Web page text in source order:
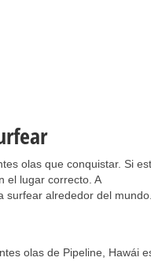
olas que conquistar. Si
el lugar correcto. A
surfear alrededor del mundo.
olas de Pipeline, Hawái